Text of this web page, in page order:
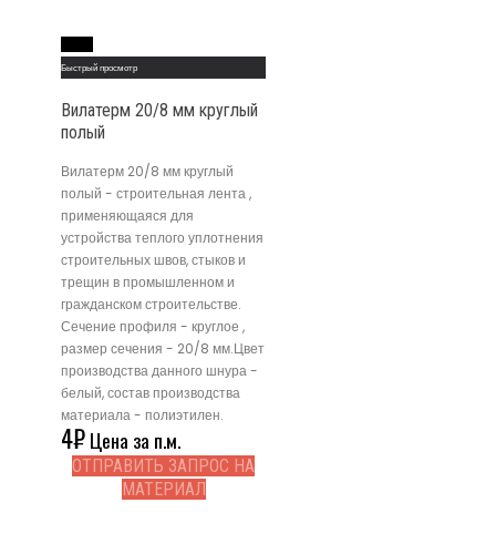
Быстрый просмотр
Вилатерм 20/8 мм круглый
полый
Вилатерм 20/8 мм круглый
полый - строительная лента ,
применяющаяся для
устройства теплого уплотнения
строительных швов, стыков и
трещин в промышленном и
гражданском строительстве.
Сечение профиля - круглое ,
размер сечения - 20/8 мм.Цвет
производства данного шнура -
белый, состав производства
материала - полиэтилен.
4₽Цена за п.м.
ОТПРАВИТЬ ЗАПРОС НА
МАТЕРИАЛ